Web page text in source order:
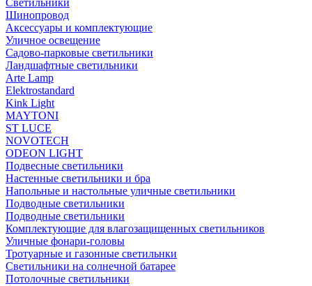
Светильники
Шинопровод
Аксессуары и комплектующие
Уличное освещение
Садово-парковые светильники
Ландшафтные светильники
Arte Lamp
Elektrostandard
Kink Light
MAYTONI
ST LUCE
NOVOTECH
ODEON LIGHT
Подвесные светильники
Настенные светильники и бра
Напольные и настольные уличные светильники
Подводные светильники
Подводные светильники
Комплектующие для влагозащищенных светильников
Уличные фонари-головы
Тротуарные и газонные светильнки
Светильники на солнечной батарее
Потолочные светильники